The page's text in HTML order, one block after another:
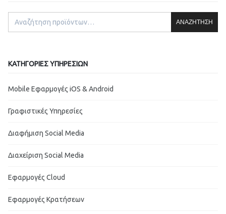
ΑΝΑΖΉΤΗΣΗ
ΚΑΤΗΓΟΡΊΕΣ ΥΠΗΡΕΣΙΏΝ
Mobile Εφαρμογές iOS & Android
Γραφιστικές Υπηρεσίες
Διαφήμιση Social Media
Διαχείριση Social Media
Εφαρμογές Cloud
Εφαρμογές Κρατήσεων